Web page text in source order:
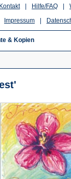
Hilfe/FAQ
Kontakt
Impressum
& Kopien